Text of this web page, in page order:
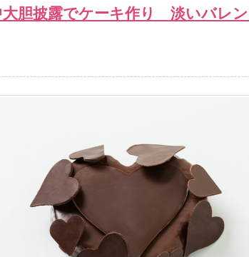
大胆披露でケーキ作り 淡いバレ